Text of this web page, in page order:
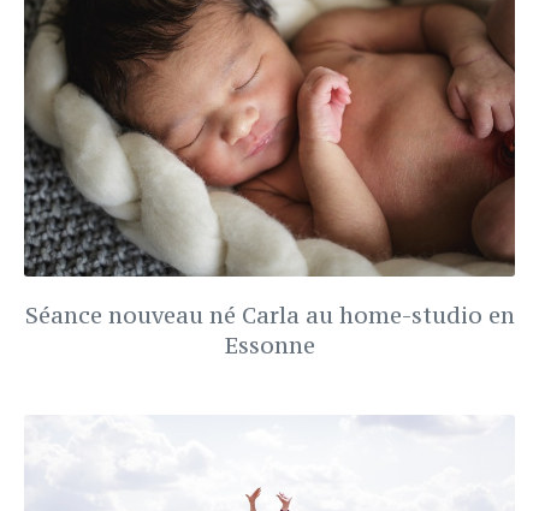
Séance nouveau né Carla au home-studio en
Essonne